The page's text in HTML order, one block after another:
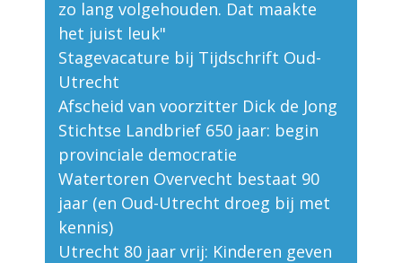
zo lang volgehouden. Dat maakte
het juist leuk"
Stagevacature bij Tijdschrift Oud-
Utrecht
Afscheid van voorzitter Dick de Jong
Stichtse Landbrief 650 jaar: begin
provinciale democratie
Watertoren Overvecht bestaat 90
jaar (en Oud-Utrecht droeg bij met
kennis)
Utrecht 80 jaar vrij: Kinderen geven